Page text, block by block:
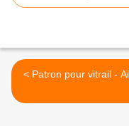
< Patron pour vitrail -